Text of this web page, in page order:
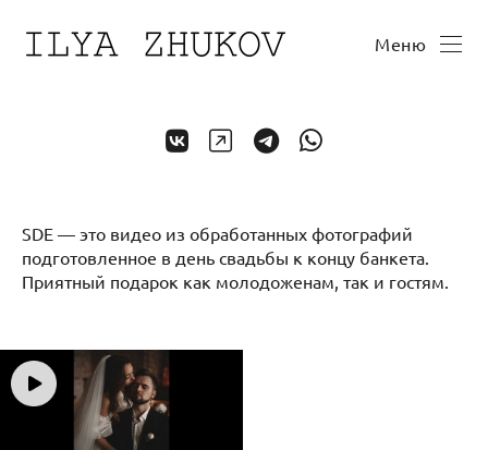
Меню
SDE — это видео из обработанных фотографий
подготовленное в день свадьбы к концу банкета.
Приятный подарок как молодоженам, так и гостям.